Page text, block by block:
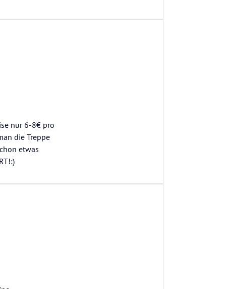
nur 6-8€ pro
die Treppe
etwas